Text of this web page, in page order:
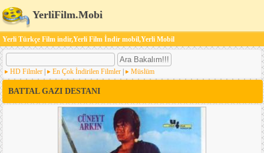
YerliFilm.Mobi
Yerli Türkçe Film indir,Yerli Film İndir mobil,Yerli Mobil
HD Filmler En Çok İndirilen Filmler Müslüm
BATTAL GAZI DESTANI